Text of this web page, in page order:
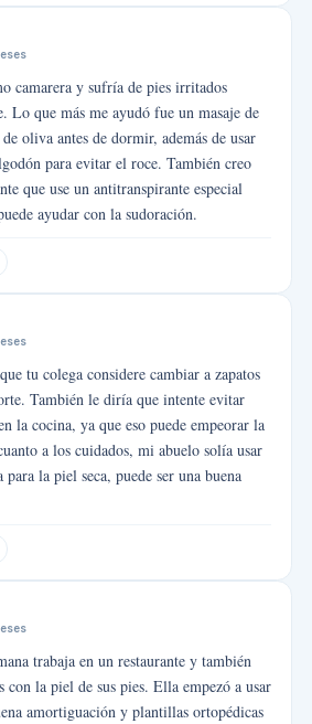
camarera y sufría de pies irritados
Lo que más me ayudó fue un masaje de
oliva antes de dormir, además de usar
para evitar el roce. También creo
que use un antitranspirante especial
ayudar con la sudoración.
tu colega considere cambiar a zapatos
También le diría que intente evitar
la cocina, ya que eso puede empeorar la
a los cuidados, mi abuelo solía usar
para la piel seca, puede ser una buena
trabaja en un restaurante y también
con la piel de sus pies. Ella empezó a usar
amortiguación y plantillas ortopédicas